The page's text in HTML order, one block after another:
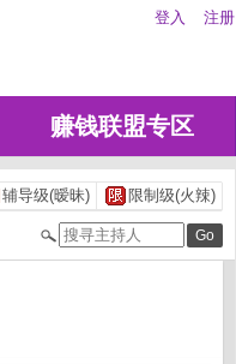
登入 注册
赚钱联盟专区
辅导级(暧昧) 限制级(火辣)